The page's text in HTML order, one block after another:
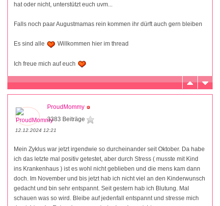
hat oder nicht, unterstützt euch uvm...
Falls noch paar Augustmamas rein kommen ihr dürft auch gern bleiben
Es sind alle Willkommen hier im thread
Ich freue mich auf euch
ProudMommy
3383 Beiträge
12.12.2024 12:21
Mein Zyklus war jetzt irgendwie so durcheinander seit Oktober. Da habe
ich das letzte mal positiv getestet, aber durch Stress ( musste mit Kind
ins Krankenhaus ) ist es wohl nicht geblieben und die mens kam dann
doch. Im November und bis jetzt hab ich nicht viel an den Kinderwunsch
gedacht und bin sehr entspannt. Seit gestern hab ich Blutung. Mal
schauen was so wird. Bleibe auf jedenfall entspannt und stresse mich